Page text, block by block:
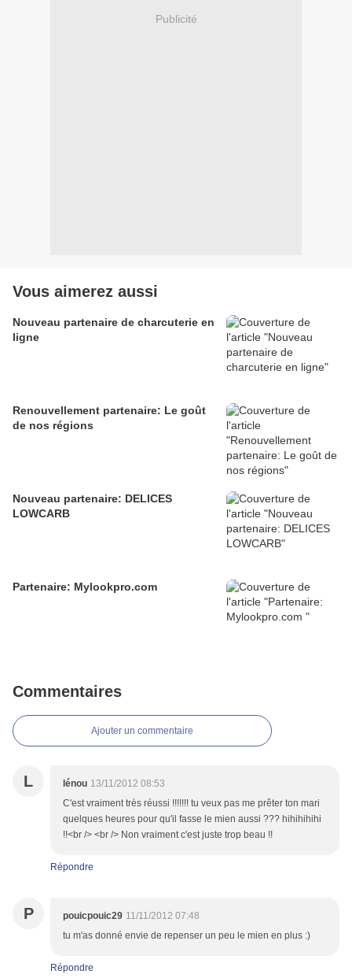
Publicité
Vous aimerez aussi
Nouveau partenaire de charcuterie en
ligne
Renouvellement partenaire: Le goût
de nos régions
Nouveau partenaire: DELICES
LOWCARB
Partenaire: Mylookpro.com
Commentaires
Ajouter un commentaire
L lénou 13/11/2012 08:53
C'est vraiment très réussi !!!!!!! tu veux pas me prêter ton mari
quelques heures pour qu'il fasse le mien aussi ??? hihihihihi
!!<br /> <br /> Non vraiment c'est juste trop beau !!
Répondre
P pouicpouic29 11/11/2012 07:48
tu m'as donné envie de repenser un peu le mien en plus :)
Répondre